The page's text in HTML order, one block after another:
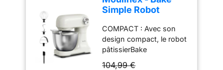
Simple Robot
fouet, batteur et
crochet
COMPACT : Avec son
design compact, le robot
pâtissierBake
104,99 €